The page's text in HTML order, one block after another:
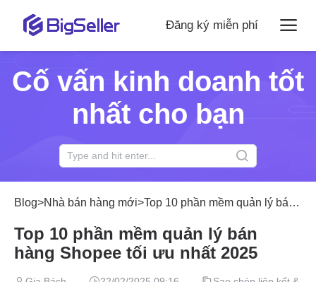
Đăng ký miễn phí
Cố vấn kinh doanh tốt
nhất cho bạn
Blog>Nhà bán hàng mới>Top 10 phần mềm quản lý bán hàng Shopee tối ưu nhất 2025
Top 10 phần mềm quản lý bán
hàng Shopee tối ưu nhất 2025